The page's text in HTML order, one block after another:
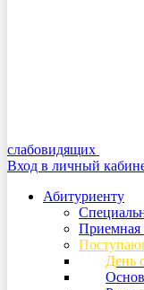
слабовидящих
Вход в личный
Абитуриенту
Приемная
День